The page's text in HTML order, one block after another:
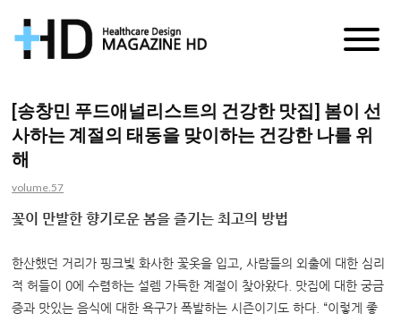
거
진
[송창민 푸드애널리스트의 건강한 맛집] 봄이 선
사하는 계절의 태동을 맞이하는 건강한 나를 위
해
volume.57
꽃이 만발한 향기로운 봄을 즐기는 최고의 방법
한산했던 거리가 핑크빛 화사한 꽃옷을 입고, 사람들의 외출에 대한 심리
적 허들이 0에 수렴하는 설렘 가득한 계절이 찾아왔다. 맛집에 대한 궁금
증과 맛있는 음식에 대한 욕구가 폭발하는 시즌이기도 하다. “이렇게 좋